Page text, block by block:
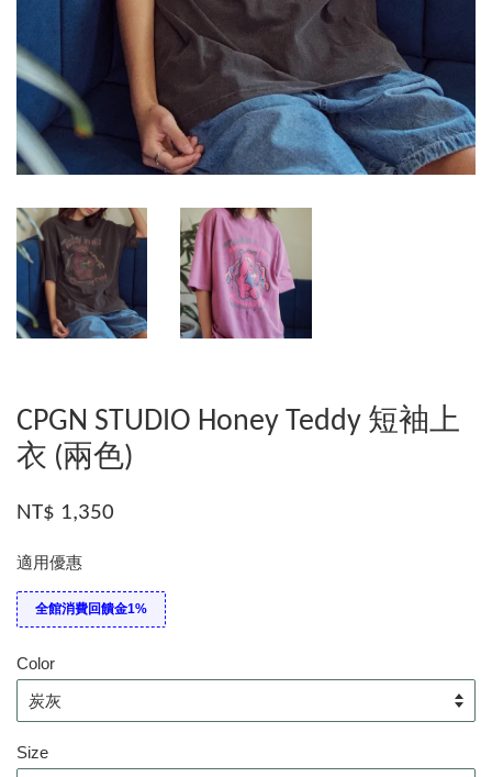
CPGN STUDIO Honey Teddy 短袖上
衣 (兩色)
NT$ 1,350
適用優惠
全館消費回饋金1%
Color
Size